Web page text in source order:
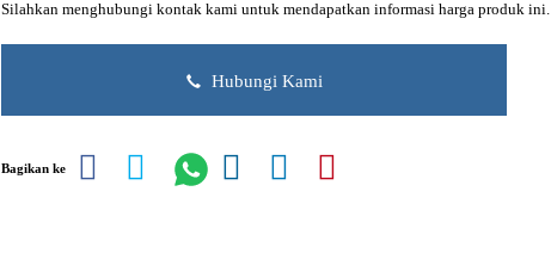
Silahkan menghubungi kontak kami untuk mendapatkan informasi harga produk ini.
Hubungi Kami
Bagikan ke